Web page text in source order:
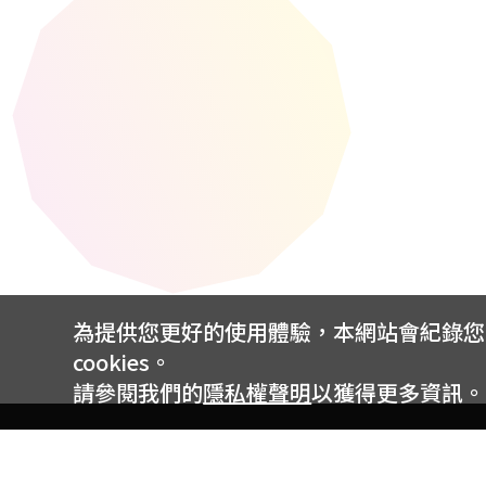
為提供您更好的使用體驗，本網站會紀錄
cookies。
請參閱我們的隱私權聲明以獲得更多資訊。